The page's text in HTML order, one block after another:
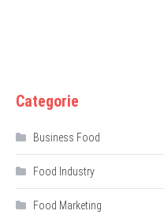
Categorie
Business Food
Food Industry
Food Marketing